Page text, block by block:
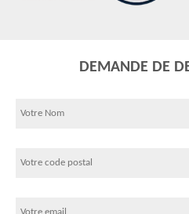
DEMANDE DE